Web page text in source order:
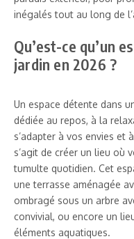
inégalés tout au long de
Qu’est-ce qu’un
jardin en 2026 ?
Un espace détente dans
dédiée au repos, à la
s’adapter à vos envies et
s’agit de créer un lieu où
tumulte quotidien. Cet
une terrasse aménagée
ombragé sous un arbre
convivial, ou encore un
éléments aquatiques.